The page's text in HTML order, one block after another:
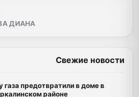
ДИАНА
Свежие новости
газа предотвратили в доме в
районе